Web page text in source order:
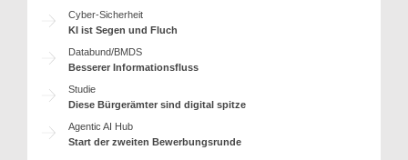
Cyber-Sicherheit
KI ist Segen und Fluch
Databund/BMDS
Besserer Informationsfluss
Studie
Diese Bürgerämter sind digital spitze
Agentic AI Hub
Start der zweiten Bewerbungsrunde